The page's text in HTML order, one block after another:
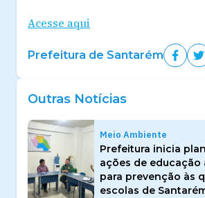
Acesse aqui
Prefeitura de Santarém
Outras Notícias
Meio Ambiente
Prefeitura inicia
ações de educação
para prevenção às
escolas de